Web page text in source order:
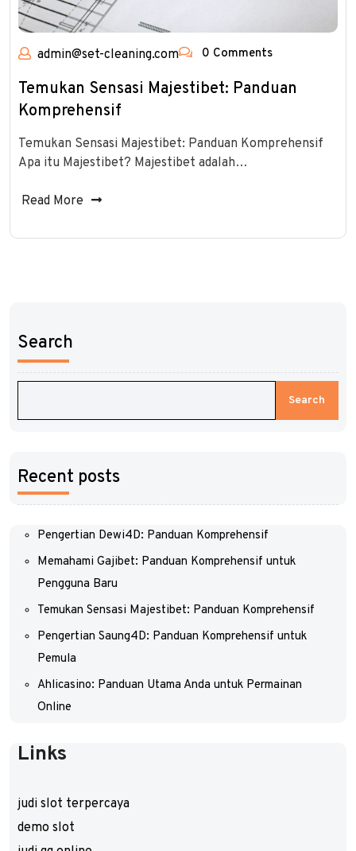
admin@set-cleaning.com 0 Comments
Temukan Sensasi Majestibet: Panduan
Komprehensif
Temukan Sensasi Majestibet: Panduan Komprehensif
Apa itu Majestibet? Majestibet adalah…
Read More
Search
Search
Recent posts
Pengertian Dewi4D: Panduan Komprehensif
Memahami Gajibet: Panduan Komprehensif untuk
Pengguna Baru
Temukan Sensasi Majestibet: Panduan Komprehensif
Pengertian Saung4D: Panduan Komprehensif untuk
Pemula
Ahlicasino: Panduan Utama Anda untuk Permainan
Online
Links
judi slot terpercaya
demo slot